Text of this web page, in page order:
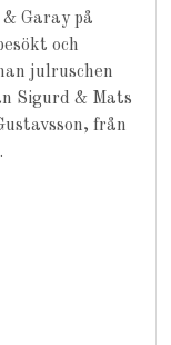
Garay på
och
julruschen
Sigurd & Mats
från